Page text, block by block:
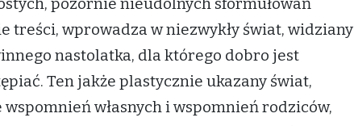
treści, wprowadza w niezwykły świat, widziany
nastolatka, dla którego dobro jest
Ten jakże plastycznie ukazany świat,
własnych i wspomnień rodziców,